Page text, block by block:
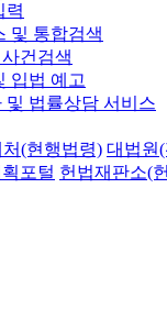
력
처(현행법령) 대법원
포털 헌법재판소(